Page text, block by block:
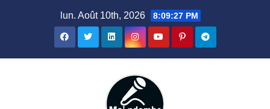
lun. Août 10th, 2026 8:09:28 PM